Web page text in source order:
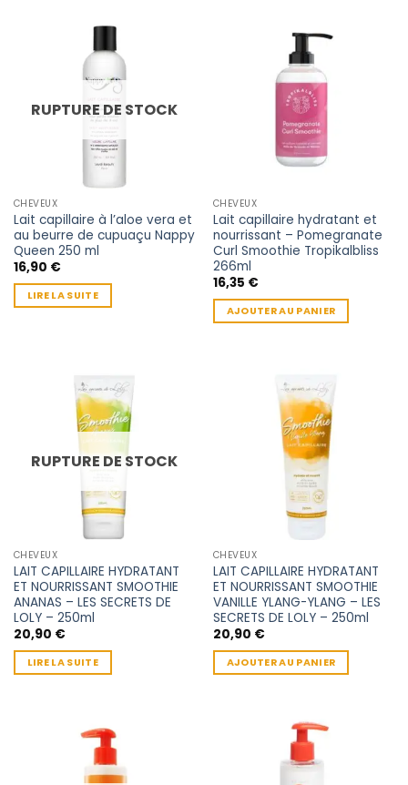
RUPTURE DE STOCK
CHEVEUX
Lait capillaire à l’aloe vera et
au beurre de cupuaçu Nappy
Queen 250 ml
16,90 €
LIRE LA SUITE
CHEVEUX
Lait capillaire hydratant et
nourrissant – Pomegranate
Curl Smoothie Tropikalbliss
266ml
16,35 €
AJOUTER AU PANIER
RUPTURE DE STOCK
CHEVEUX
LAIT CAPILLAIRE HYDRATANT
ET NOURRISSANT SMOOTHIE
ANANAS – LES SECRETS DE
LOLY – 250ml
20,90 €
LIRE LA SUITE
CHEVEUX
LAIT CAPILLAIRE HYDRATANT
ET NOURRISSANT SMOOTHIE
VANILLE YLANG-YLANG – LES
SECRETS DE LOLY – 250ml
20,90 €
AJOUTER AU PANIER